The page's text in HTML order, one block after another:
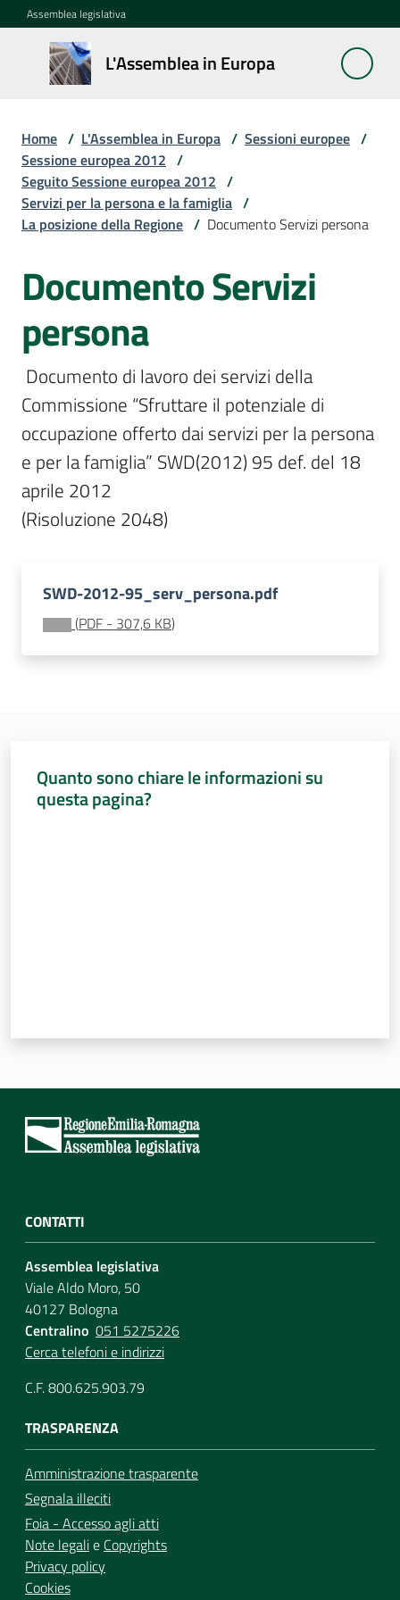
Vai al contenuto
Vai alla navigazione
Vai al footer
Assemblea legislativa
L'Assemblea in Europa
L'Assemblea
in Europa
Cos'è
la
Sessione
europea
La
Rete
regionale
Le
Sessioni
europee
Menu selezionato
Notizie
Assemblea
Assemblea
Per i media
Home / L'Assemblea in Europa / Sessioni europee /
Sessione europea 2012 /
Seguito Sessione europea 2012 /
Servizi per la persona e la famiglia /
La posizione della Regione / Documento Servizi persona
Documento Servizi
persona
Commissione “Sfruttare il potenziale di
occupazione offerto dai servizi per la persona
e per la famiglia” SWD(2012) 95 def. del 18
aprile 2012
SWD-2012-95_serv_persona.pdf
(PDF - 307,6 KB)
Quanto sono chiare le informazioni su
questa pagina?
CONTATTI
Assemblea legislativa
Viale Aldo Moro, 50
40127 Bologna
Centralino 051 5275226
Cerca telefoni e indirizzi
C.F. 800.625.903.79
TRASPARENZA
Amministrazione trasparente
Segnala illeciti
Foia - Accesso agli atti
Note legalie Copyrights
Privacy policy
Cookies